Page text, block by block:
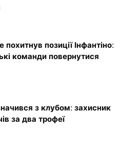
позиції Інфантіно:
команди повернутися
з клубом: захисник
за два трофеї